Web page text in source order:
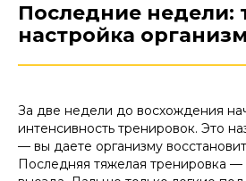
Последние недели:
настройка
За две недели до восхождения
интенсивность тренировок. Это
— вы даете организму
Последняя тяжелая тренировка —